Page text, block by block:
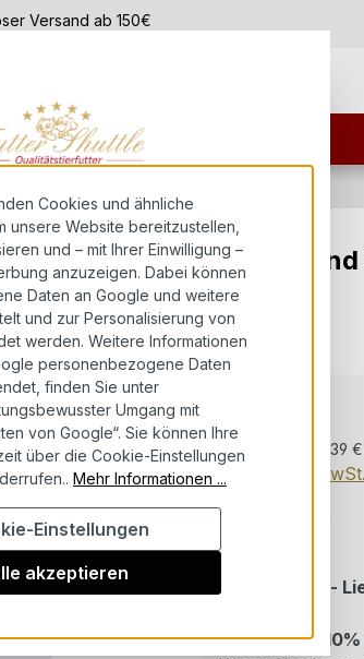
Versand ab 150€
| Eines der besten
dem Markt
Inhalt: (6,39
Preise inkl.
1 Bewertung
Auf Lager -
Spar-Abo 10%
Cookies und ähnliche
unsere Website bereitzustellen,
und – mit Ihrer Einwilligung –
anzuzeigen. Dabei können
Daten an Google und weitere
und zur Personalisierung von
werden. Weitere Informationen
personenbezogene Daten
finden Sie unter
Umgang mit
von Google“. Sie können Ihre
über die Cookie-Einstellungen
Mehr Informationen ...
Einstellungen
akzeptieren